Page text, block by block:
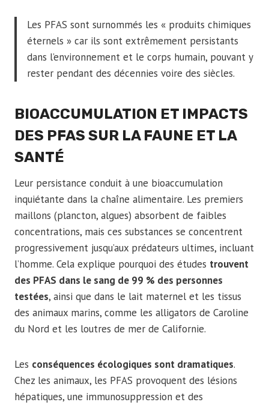
Les PFAS sont surnommés les « produits chimiques
éternels » car ils sont extrêmement persistants
dans l’environnement et le corps humain, pouvant y
rester pendant des décennies voire des siècles.
BIOACCUMULATION ET IMPACTS
DES PFAS SUR LA FAUNE ET LA
SANTÉ
Leur persistance conduit à une bioaccumulation
inquiétante dans la chaîne alimentaire. Les premiers
maillons (plancton, algues) absorbent de faibles
concentrations, mais ces substances se concentrent
progressivement jusqu’aux prédateurs ultimes, incluant
l’homme. Cela explique pourquoi des études trouvent
des PFAS dans le sang de 99 % des personnes
testées, ainsi que dans le lait maternel et les tissus
des animaux marins, comme les alligators de Caroline
du Nord et les loutres de mer de Californie.
Les conséquences écologiques sont dramatiques.
Chez les animaux, les PFAS provoquent des lésions
hépatiques, une immunosuppression et des